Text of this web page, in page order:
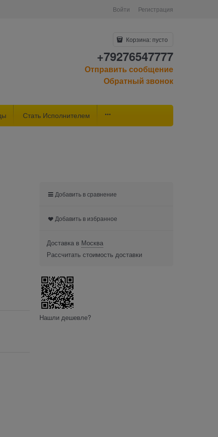
Войти Регистрация
Корзина: пусто
+79276547777
Отправить сообщение
Обратный звонок
Стать Исполнителем
Добавить в сравнение
Добавить в избранное
Доставка в Москва
Рассчитать стоимость доставки
Нашли дешевле?